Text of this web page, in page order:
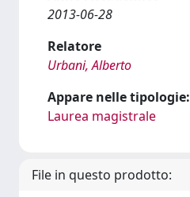
2013-06-28
Relatore
Urbani, Alberto
Appare nelle tipologie:
Laurea magistrale
File in questo prodotto: